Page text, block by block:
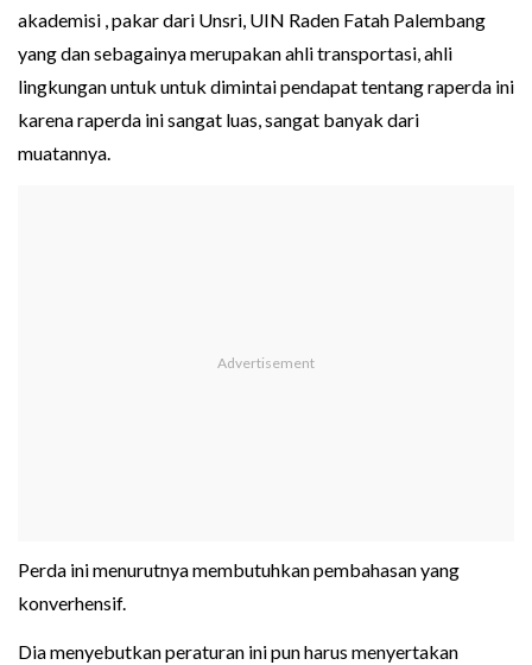
akademisi , pakar dari Unsri, UIN Raden Fatah Palembang
yang dan sebagainya merupakan ahli transportasi, ahli
lingkungan untuk untuk dimintai pendapat tentang raperda ini
karena raperda ini sangat luas, sangat banyak dari
muatannya.
Perda ini menurutnya membutuhkan pembahasan yang
konverhensif.
Dia menyebutkan peraturan ini pun harus menyertakan